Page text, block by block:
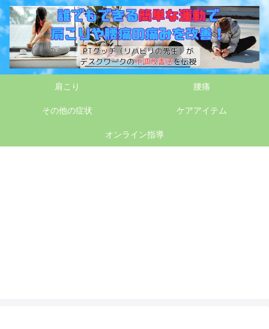
肩こり 腰痛
その他の症状 ケアアイテム
オンライン指導